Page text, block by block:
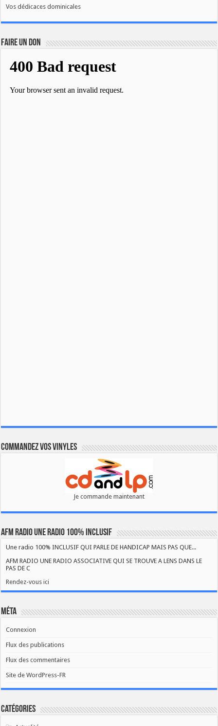
Vos dédicaces dominicales
FAIRE UN DON
Commandez vos vinyles
Je commande maintenant
AFM RADIO UNE RADIO 100% INCLUSIF
Une radio 100% INCLUSIF QUI PARLE DE HANDICAP MAIS PAS QUE...
AFM RADIO UNE RADIO ASSOCIATIVE QUI SE TROUVE A LENS DANS LE
PAS DE C
Rendez-vous ici
Méta
Connexion
Flux des publications
Flux des commentaires
Site de WordPress-FR
Catégories